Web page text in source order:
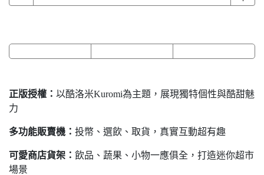
正版授權： 以酷洛米Kuromi為主題，展現獨特個性與酷甜魅
力
多功能販賣機： 投幣、選飲、取貨，真實互動超有趣
可愛商店貨架： 飲品、蔬果、小物一應俱全，打造迷你超市
場景